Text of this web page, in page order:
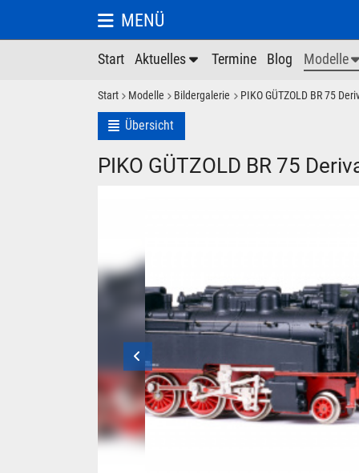
Start Aktuelles Termine Blog Modelle
MENÜ
Start Modelle Bildergalerie PIKO GÜTZOLD BR 75
Übersicht
PIKO GÜTZOLD BR 75